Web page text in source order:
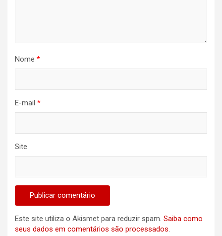
Nome *
E-mail *
Site
Este site utiliza o Akismet para reduzir spam. Saiba como
seus dados em comentários são processados.